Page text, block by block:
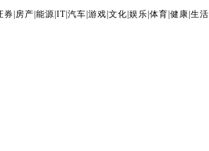
券 房产 能源 IT| 汽车 游戏 文化 娱乐 体育 健康 生活